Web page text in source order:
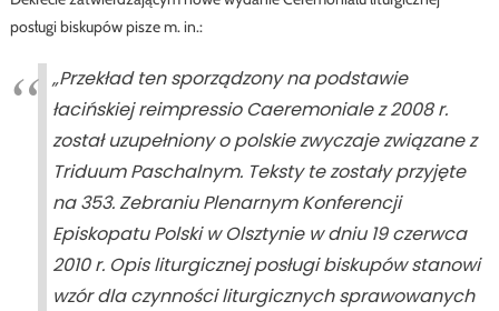
posługi biskupów pisze m. in.:
„Przekład ten sporządzony na podstawie
łacińskiej reimpressio Caeremoniale z 2008 r.
został uzupełniony o polskie zwyczaje związane z
Triduum Paschalnym. Teksty te zostały przyjęte
na 353. Zebraniu Plenarnym Konferencji
Episkopatu Polski w Olsztynie w dniu 19 czerwca
2010 r. Opis liturgicznej posługi biskupów stanowi
wzór dla czynności liturgicznych sprawowanych